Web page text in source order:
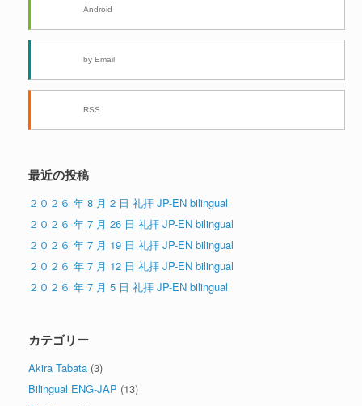
Android
by Email
RSS
最近の投稿
２０２６ 年 8 月 2 日 礼拝 JP-EN bilingual
２０２６ 年 7 月 26 日 礼拝 JP-EN bilingual
２０２６ 年 7 月 19 日 礼拝 JP-EN bilingual
２０２６ 年 7 月 12 日 礼拝 JP-EN bilingual
２０２６ 年 7 月 5 日 礼拝 JP-EN bilingual
カテゴリー
Akira Tabata (3)
Bilingual ENG-JAP (13)